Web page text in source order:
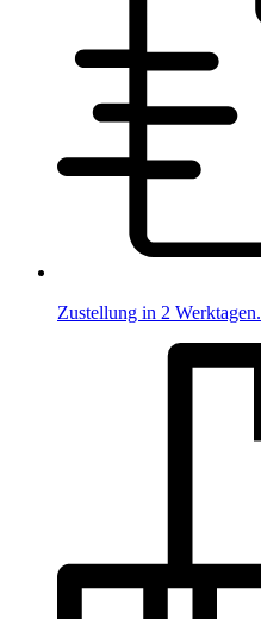
Zustellung in 2 Werktagen.